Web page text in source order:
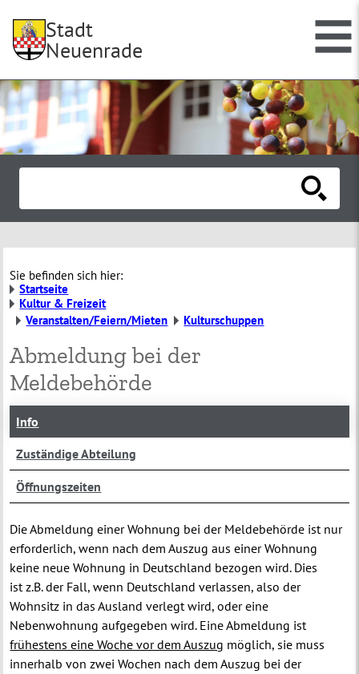
Stadt
Neuenrade
Sie befinden sich hier:
Startseite
Kultur & Freizeit
Veranstalten/Feiern/Mieten
Kulturschuppen
Abmeldung bei der
Meldebehörde
Info
Zuständige Abteilung
Öffnungszeiten
Die Abmeldung einer Wohnung bei der Meldebehörde ist nur
erforderlich, wenn nach dem Auszug aus einer Wohnung
keine neue Wohnung in Deutschland bezogen wird. Dies
ist z.B. der Fall, wenn Deutschland verlassen, also der
Wohnsitz in das Ausland verlegt wird, oder eine
Nebenwohnung aufgegeben wird. Eine Abmeldung ist
frühestens eine Woche vor dem Auszug möglich, sie muss
innerhalb von zwei Wochen nach dem Auszug bei der